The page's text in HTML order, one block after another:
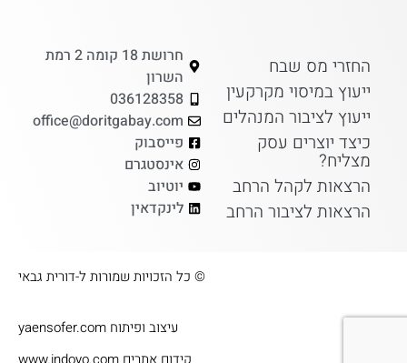
החזרי מס שבח
ייעוץ במיסוי מקרקעין
ייעוץ לציבור המנהלים
כיצד יוצרים עסק
מצליח?
הרצאות לקהל הרחב
הרצאות לציבור הרחב
חרושת 18 קומה 2 רמת
השרון
036128358
office@doritgabay.com
פייסבוק
אינסטגרם
יוטיוב
לינקדאין
© כל הזכויות שמורות ל-דורית גבאי​
עיצוב ופיתוח yaensofer.com